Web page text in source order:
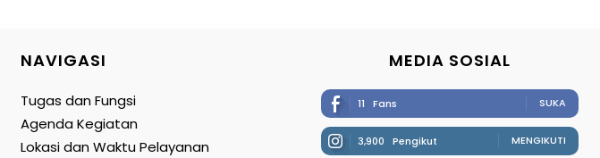
NAVIGASI
Tugas dan Fungsi
Agenda Kegiatan
Lokasi dan Waktu Pelayanan
MEDIA SOSIAL
11 Fans SUKA
3,900 Pengikut MENGIKUTI